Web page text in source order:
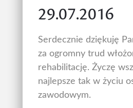
29.07.2016
Serdecznie dziękuję
za ogromny trud
rehabilitację. Życzę
najlepsze tak w życiu
zawodowym.